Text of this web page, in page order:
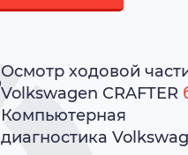
Осмотр ходовой
Volkswagen CRAFTER
Компьютерная
диагностика